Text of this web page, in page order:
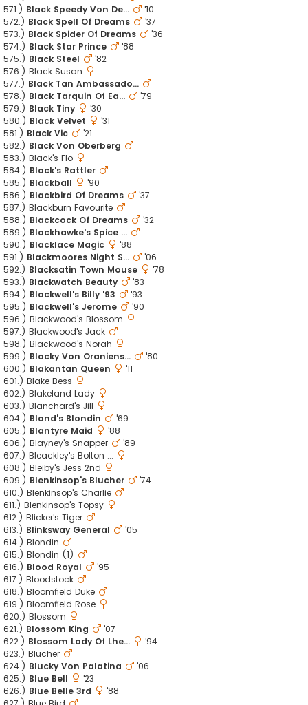
571.) Black Speedy Von De...
'10
572.) Black Spell Of Dreams
'37
573.) Black Spider Of Dreams
'36
574.) Black Star Prince
'88
575.) Black Steel
'82
576.) Black Susan
577.) Black Tan Ambassado...
578.) Black Tarquin Of Ea...
'79
579.) Black Tiny
'30
580.) Black Velvet
'31
581.) Black Vic
'21
582.) Black Von Oberberg
583.) Black's Flo
584.) Black's Rattler
585.) Blackball
'90
586.) Blackbird Of Dreams
'37
587.) Blackburn Favourite
588.) Blackcock Of Dreams
'32
589.) Blackhawke's Spice ...
590.) Blacklace Magic
'88
591.) Blackmoores Night S...
'06
592.) Blacksatin Town Mouse
'78
593.) Blackwatch Beauty
'83
594.) Blackwell's Billy '93
'93
595.) Blackwell's Jerome
'90
596.) Blackwood's Blossom
597.) Blackwood's Jack
598.) Blackwood's Norah
599.) Blacky Von Oraniens...
'80
600.) Blakantan Queen
'11
601.) Blake Bess
602.) Blakeland Lady
603.) Blanchard's Jill
604.) Bland's Blondin
'69
605.) Blantyre Maid
'88
606.) Blayney's Snapper
'89
607.) Bleackley's Bolton ...
608.) Bleiby's Jess 2nd
609.) Blenkinsop's Blucher
'74
610.) Blenkinsop's Charlie
611.) Blenkinsop's Topsy
612.) Blicker's Tiger
613.) Blinksway General
'05
614.) Blondin
615.) Blondin (1)
616.) Blood Royal
'95
617.) Bloodstock
618.) Bloomfield Duke
619.) Bloomfield Rose
620.) Blossom
621.) Blossom King
'07
622.) Blossom Lady Of Lhe...
'94
623.) Blucher
624.) Blucky Von Palatina
'06
625.) Blue Bell
'23
626.) Blue Belle 3rd
'88